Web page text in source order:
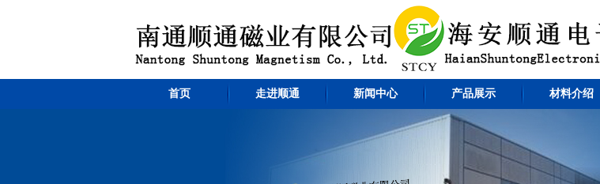
首页 走进顺通 新闻中心 产品展示 材料介绍